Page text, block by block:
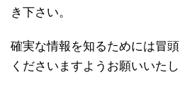
き下さい。
確実な情報を知るためには冒
くださいますようお願いいたし